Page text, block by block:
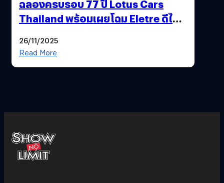
ฉลองครบรอบ 77 ปี Lotus Cars
Thailand พร้อมเผยโฉม Eletre ดีไซน์
26/11/2025
Read More